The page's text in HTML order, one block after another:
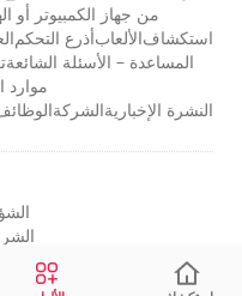
من جهاز الكمبيوتر أو
استكشافالألعابأذرع التحكم
المساعدة – الأسئلة الشائعة
موارد
النشرة الإخباريةالشركة
إعدادات